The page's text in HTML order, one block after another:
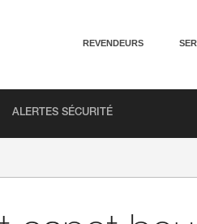
REVENDEURS
ALERTES SÉCURITÉ